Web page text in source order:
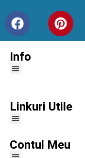
Info
Linkuri Utile
Contul Meu